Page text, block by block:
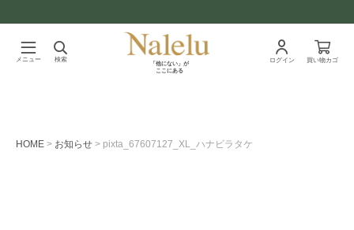
メニュー 検索
「他にない」が
ここにある
ログイン 買い物カゴ
HOME お知らせ pixta_67607127_XL_ハナビラタケ